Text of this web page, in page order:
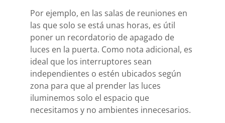
Por ejemplo, en las salas de reuniones en
las que solo se está unas horas, es útil
poner un recordatorio de apagado de
luces en la puerta. Como nota adicional, es
ideal que los interruptores sean
independientes o estén ubicados según
zona para que al prender las luces
iluminemos solo el espacio que
necesitamos y no ambientes innecesarios.